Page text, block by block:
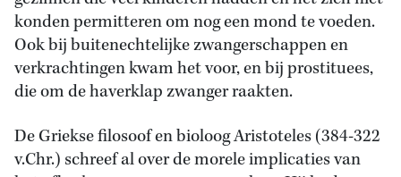
konden permitteren om nog een mond te voeden.
Ook bij buitenechtelijke zwangerschappen en
verkrachtingen kwam het voor, en bij prostituees,
die om de haverklap zwanger raakten.
De Griekse filosoof en bioloog Aristoteles (384-322
v.Chr.) schreef al over de morele implicaties van